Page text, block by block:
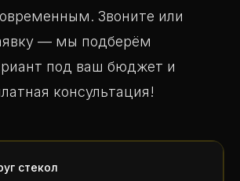
Звоните или
— мы подберём
под ваш бюджет и
консультация!
стекол